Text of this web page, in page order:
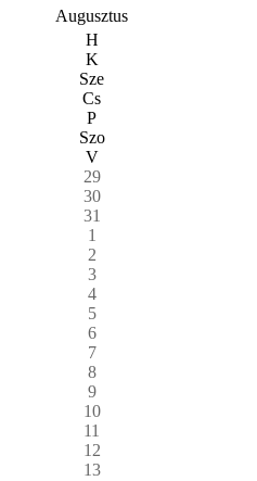
Augusztus
H
K
Sze
Cs
P
Szo
V
29
30
31
1
2
3
4
5
6
7
8
9
10
11
12
13